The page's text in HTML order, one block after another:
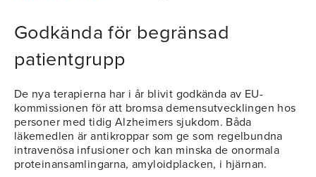
Godkända för begränsad
patientgrupp
De nya terapierna har i år blivit godkända av EU-
kommissionen för att bromsa demensutvecklingen hos
personer med tidig Alzheimers sjukdom. Båda
läkemedlen är antikroppar som ge som regelbundna
intravenösa infusioner och kan minska de onormala
proteinansamlingarna, amyloidplacken, i hjärnan.